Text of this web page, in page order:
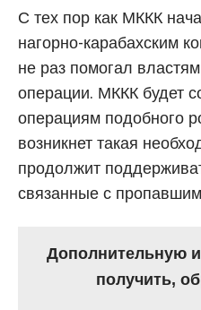
С тех пор как МККК
нагорно-карабахским
не раз помогал
операции. МККК будет
операциям подобного
возникнет такая
продолжит
связанные с
Дополнительную
получить,